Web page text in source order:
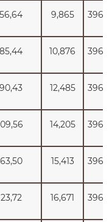
9,865
10,876
12,485
14,205
15,413
16,671